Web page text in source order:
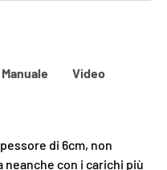
Manuale Video
di 6cm, non
con i carichi più